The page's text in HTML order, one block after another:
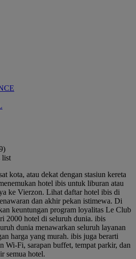
list
kota, atau dekat dengan stasiun kereta
hotel ibis untuk liburan atau
ke Vierzon. Lihat daftar hotel ibis di
dan akhir pekan istimewa. Di
keuntungan program loyalitas Le Club
2000 hotel di seluruh dunia. ibis
dunia menawarkan seluruh layanan
harga yang murah. ibis juga berarti
Wi-Fi, sarapan buffet, tempat parkir, dan
semua hotel.